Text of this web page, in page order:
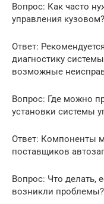
Вопрос: Как часто
управления кузовом?
Ответ:
диагностику
возможные
Вопрос: Где можно
установки системы
Ответ: Компоненты
поставщиков
Вопрос: Что делать,
возникли проблемы?